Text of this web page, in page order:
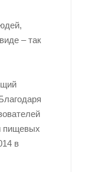
– так
пищевых
в